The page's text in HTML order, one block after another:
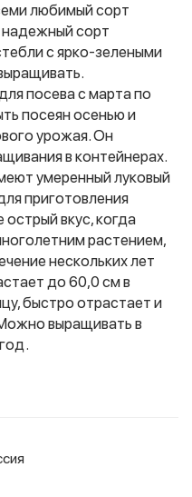
любимый сорт
надежный сорт
с ярко-зелеными
посева с марта по
посеян осенью и
урожая. Он
в контейнерах.
умеренный луковый
приготовления
вкус, когда
растением,
нескольких лет
до 60,0 см в
быстро отрастает и
выращивать в